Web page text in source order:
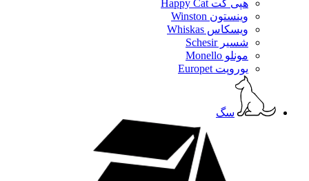
هپی کت Happy Cat
وینستون Winston
ویسکاس Whiskas
شسیر Schesir
مونلو Monello
یوروپت Europet
سگ